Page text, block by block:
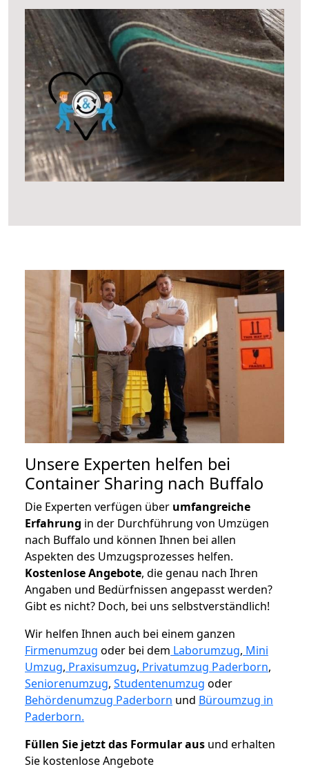
Unsere Experten helfen bei
Container Sharing nach Buffalo
Die Experten verfügen über umfangreiche
Erfahrung in der Durchführung von Umzügen
nach Buffalo und können Ihnen bei allen
Aspekten des Umzugsprozesses helfen.
Kostenlose Angebote, die genau nach Ihren
Angaben und Bedürfnissen angepasst werden?
Gibt es nicht? Doch, bei uns selbstverständlich!
Wir helfen Ihnen auch bei einem ganzen
Firmenumzug oder bei dem Laborumzug, Mini
Umzug, Praxisumzug, Privatumzug Paderborn,
Seniorenumzug, Studentenumzug oder
Behördenumzug Paderborn und Büroumzug in
Paderborn.
Füllen Sie jetzt das Formular aus und erhalten
Sie kostenlose Angebote